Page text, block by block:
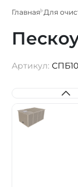
Главная Для
Артикул: